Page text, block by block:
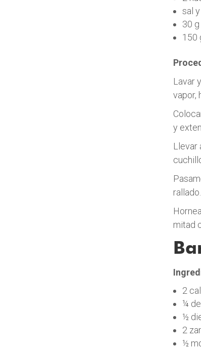
sal
30
150
Lavar
vapor,
y
Llevar
rallado.
mitad
2
¼
½
2
½